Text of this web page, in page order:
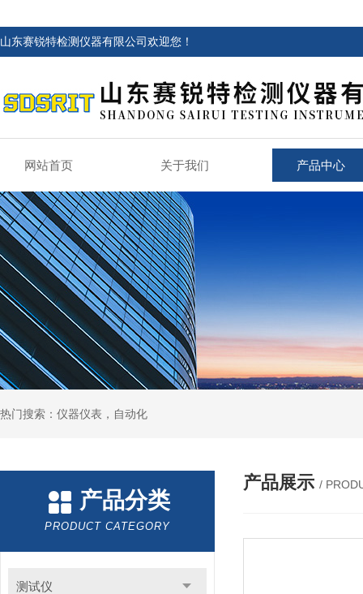
山东赛锐特检测仪器有限公司欢迎您！
网站首页 关于我们 产品中心
热门搜索：仪器仪表，自动化
产品分类
PRODUCT CATEGORY
测试仪
产品展示 /